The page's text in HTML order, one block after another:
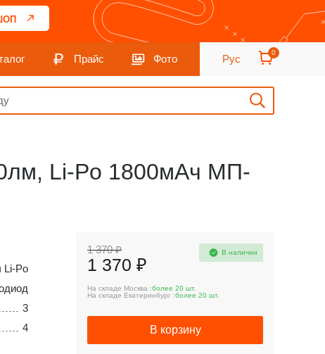
Прайс Фото Рус
0
Li-Po 1800мАч МП-
Li-Po
3
4
1 370 ₽
1 370 ₽
В наличии
На складе Москва :более 20 шт.
На складе Екатеринбург :более 20 шт.
В корзину